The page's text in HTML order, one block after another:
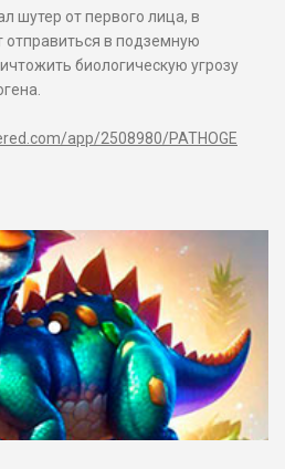
шутер от первого лица, в
отправиться в подземную
биологическую угрозу
app/2508980/PATHOGE